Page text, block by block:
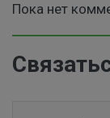
Пока нет